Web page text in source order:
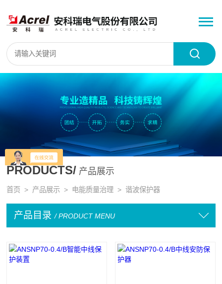
PRODUCTS/ 产品展示
首页 > 产品展示 > 电能质量治理 >谐波保护器
产品目录 / PRODUCT MENU